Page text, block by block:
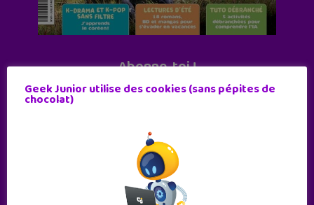
Abonne-toi !
11 numéros par an
JE M'ABONNE !
Geek Junior utilise des cookies (sans pépites de
chocolat)